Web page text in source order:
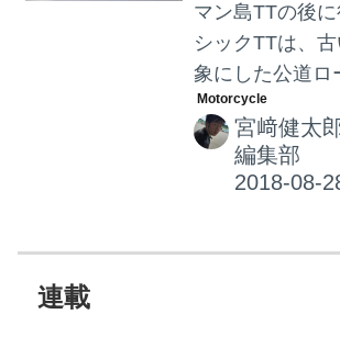
マン島TTの後
シックTTは、
象にした公道ロ
す。歴代2位の
る、"モアカム
ジョン・マクギ
大怪我から復活
（500cc）で勝
宮﨑健太
編集部
連載